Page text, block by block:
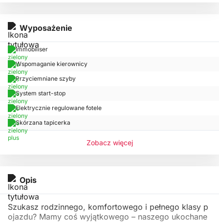
Wyposażenie
Immobiliser
Wspomaganie kierownicy
Przyciemniane szyby
System start-stop
Elektrycznie regulowane fotele
Skórzana tapicerka
Zobacz więcej
Opis
Szukasz rodzinnego, komfortowego i pełnego klasy p
ojazdu? Mamy coś wyjątkowego – naszego ukochane